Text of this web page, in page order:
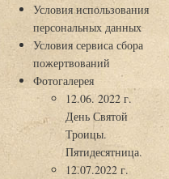
Условия использования
персональных данных
Условия сервиса сбора
пожертвований
Фотогалерея
12.06. 2022 г.
День Святой
Троицы.
Пятидесятница.
12.07.2022 г.